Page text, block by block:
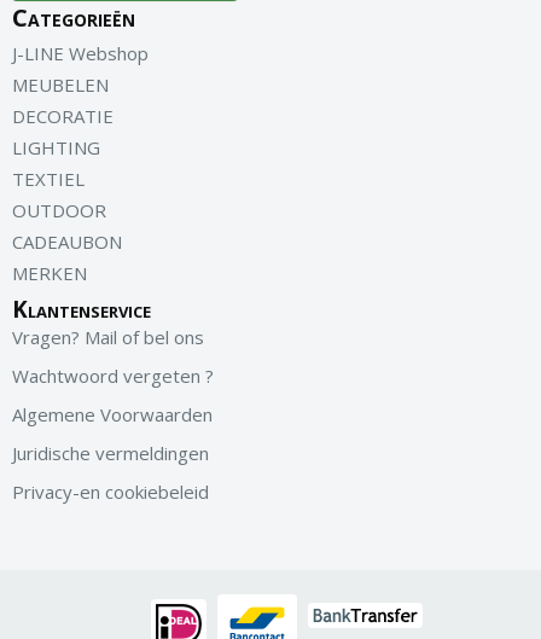
Categorieën
J-LINE Webshop
MEUBELEN
DECORATIE
LIGHTING
TEXTIEL
OUTDOOR
CADEAUBON
MERKEN
Klantenservice
Vragen? Mail of bel ons
Wachtwoord vergeten ?
Algemene Voorwaarden
Juridische vermeldingen
Privacy-en cookiebeleid